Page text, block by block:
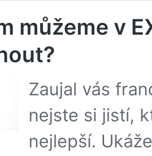
můžeme v
Zaujal vás
nejste si jistí,
nejlepší.